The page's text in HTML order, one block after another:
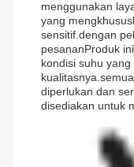
menggunakan
yang
sensitif.dengan
pesananProduk
kondisi suhu
diperlukan dan
disediakan untuk